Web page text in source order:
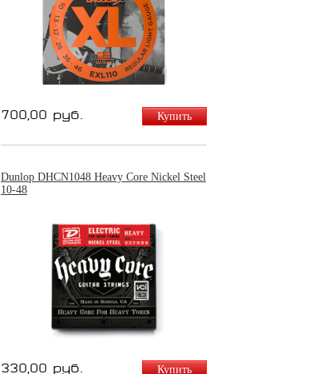
700,00 руб. Купить
Dunlop DHCN1048 Heavy Core Nickel Steel
10-48
330,00 руб. Купить